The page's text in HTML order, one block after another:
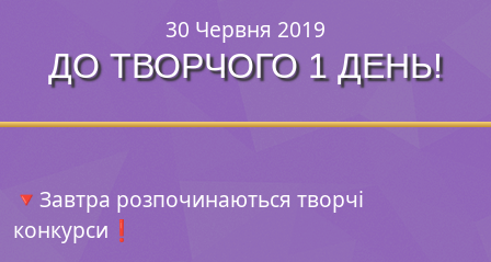
30 Червня 2019
ДО ТВОРЧОГО 1 ДЕНЬ!
🔻Завтра розпочинаються творчі
конкурси❗️